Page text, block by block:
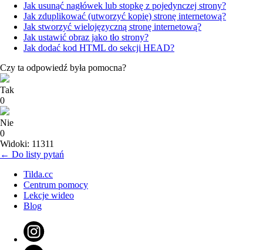
Jak usunąć nagłówek lub stopkę z pojedynczej strony?
Jak zduplikować (utworzyć kopię) stronę internetową?
Jak stworzyć wielojęzyczną stronę internetową?
Jak ustawić obraz jako tło strony?
Jak dodać kod HTML do sekcji HEAD?
Czy ta odpowiedź była pomocna?
Tak
0
Nie
0
Widoki: 11311
← Do listy pytań
Tilda.cc
Centrum pomocy
Lekcje wideo
Blog